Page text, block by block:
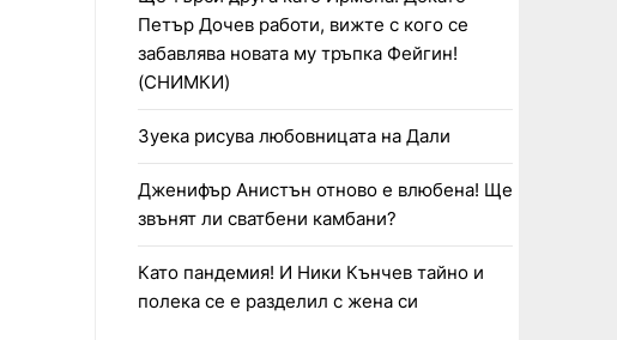
Петър Дочев работи, вижте с кого се
забавлява новата му тръпка Фейгин!
(СНИМКИ)
Зуека рисува любовницата на Дали
Дженифър Анистън отново е влюбена! Ще
звънят ли сватбени камбани?
Като пандемия! И Ники Кънчев тайно и
полека се е разделил с жена си